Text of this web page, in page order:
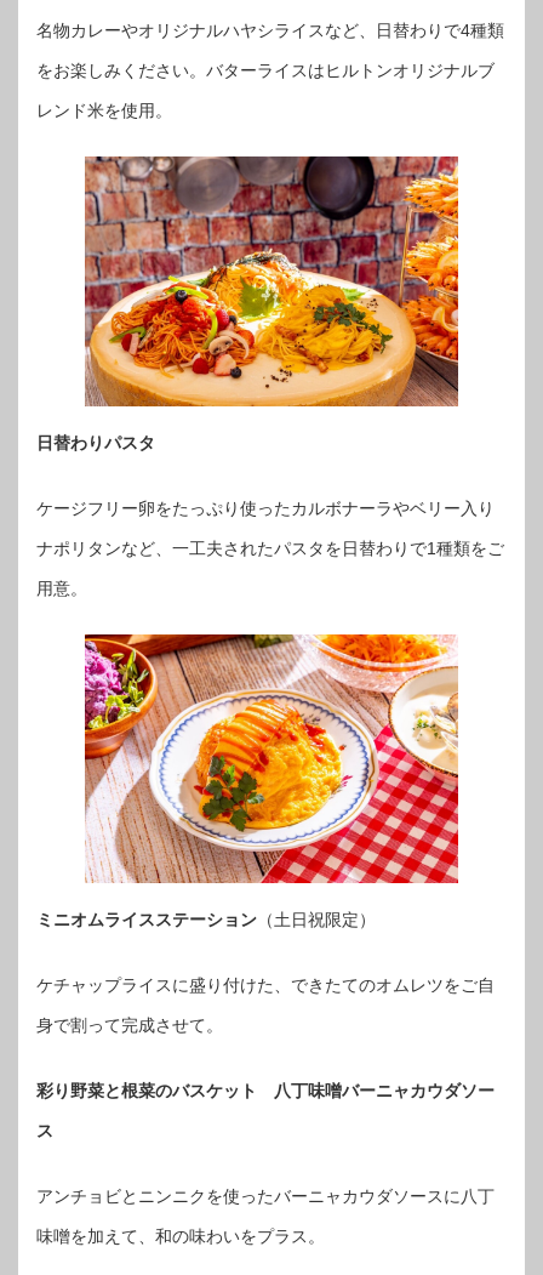
名物カレーやオリジナルハヤシライスなど、日替わりで4種類
をお楽しみください。バターライスはヒルトンオリジナルブ
レンド米を使用。
日替わりパスタ
ケージフリー卵をたっぷり使ったカルボナーラやベリー入り
ナポリタンなど、一工夫されたパスタを日替わりで1種類をご
用意。
ミニオムライスステーション （土日祝限定）
ケチャップライスに盛り付けた、できたてのオムレツをご自
身で割って完成させて。
彩り野菜と根菜のバスケット 八丁味噌バーニャカウダソー
ス
アンチョビとニンニクを使ったバーニャカウダソースに八丁
味噌を加えて、和の味わいをプラス。